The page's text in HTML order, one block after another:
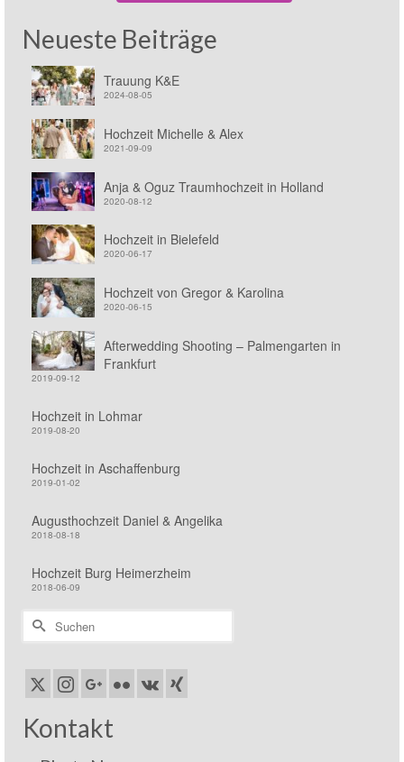
Neueste Beiträge
Trauung K&E
2024-08-05
Hochzeit Michelle & Alex
2021-09-09
Anja & Oguz Traumhochzeit in Holland
2020-08-12
Hochzeit in Bielefeld
2020-06-17
Hochzeit von Gregor & Karolina
2020-06-15
Afterwedding Shooting – Palmengarten in
Frankfurt
2019-09-12
Hochzeit in Lohmar
2019-08-20
Hochzeit in Aschaffenburg
2019-01-02
Augusthochzeit Daniel & Angelika
2018-08-18
Hochzeit Burg Heimerzheim
2018-06-09
Suchen
nach:
Kontakt